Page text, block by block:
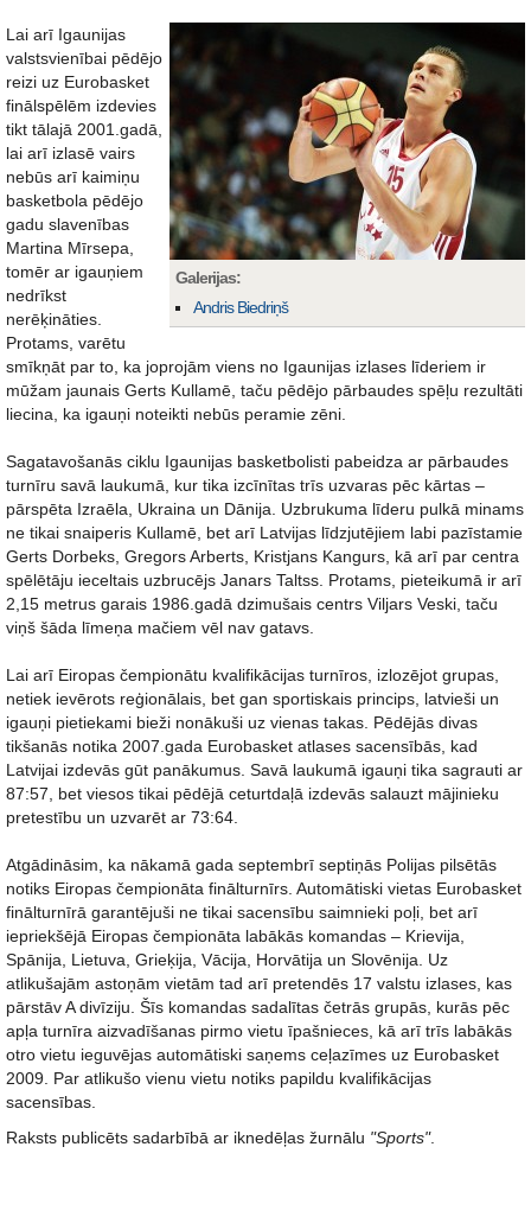
Galerijas:
Andris Biedriņš
Lai arī Igaunijas
valstsvienībai pēdējo
reizi uz Eurobasket
finālspēlēm izdevies
tikt tālajā 2001.gadā,
lai arī izlasē vairs
nebūs arī kaimiņu
basketbola pēdējo
gadu slavenības
Martina Mīrsepa,
tomēr ar igauņiem
nedrīkst
nerēķināties.
Protams, varētu
smīkņāt par to, ka joprojām viens no Igaunijas izlases līderiem ir
mūžam jaunais Gerts Kullamē, taču pēdējo pārbaudes spēļu rezultāti
liecina, ka igauņi noteikti nebūs peramie zēni.
Sagatavošanās ciklu Igaunijas basketbolisti pabeidza ar pārbaudes
turnīru savā laukumā, kur tika izcīnītas trīs uzvaras pēc kārtas –
pārspēta Izraēla, Ukraina un Dānija. Uzbrukuma līderu pulkā minams
ne tikai snaiperis Kullamē, bet arī Latvijas līdzjutējiem labi pazīstamie
Gerts Dorbeks, Gregors Arberts, Kristjans Kangurs, kā arī par centra
spēlētāju ieceltais uzbrucējs Janars Taltss. Protams, pieteikumā ir arī
2,15 metrus garais 1986.gadā dzimušais centrs Viljars Veski, taču
viņš šāda līmeņa mačiem vēl nav gatavs.
Lai arī Eiropas čempionātu kvalifikācijas turnīros, izlozējot grupas,
netiek ievērots reģionālais, bet gan sportiskais princips, latvieši un
igauņi pietiekami bieži nonākuši uz vienas takas. Pēdējās divas
tikšanās notika 2007.gada Eurobasket atlases sacensībās, kad
Latvijai izdevās gūt panākumus. Savā laukumā igauņi tika sagrauti ar
87:57, bet viesos tikai pēdējā ceturtdaļā izdevās salauzt mājinieku
pretestību un uzvarēt ar 73:64.
Atgādināsim, ka nākamā gada septembrī septiņās Polijas pilsētās
notiks Eiropas čempionāta finālturnīrs. Automātiski vietas Eurobasket
finālturnīrā garantējuši ne tikai sacensību saimnieki poļi, bet arī
iepriekšējā Eiropas čempionāta labākās komandas – Krievija,
Spānija, Lietuva, Grieķija, Vācija, Horvātija un Slovēnija. Uz
atlikušajām astoņām vietām tad arī pretendēs 17 valstu izlases, kas
pārstāv A divīziju. Šīs komandas sadalītas četrās grupās, kurās pēc
apļa turnīra aizvadīšanas pirmo vietu īpašnieces, kā arī trīs labākās
otro vietu ieguvējas automātiski saņems ceļazīmes uz Eurobasket
2009. Par atlikušo vienu vietu notiks papildu kvalifikācijas
sacensības.
Raksts publicēts sadarbībā ar iknedēļas žurnālu "Sports".